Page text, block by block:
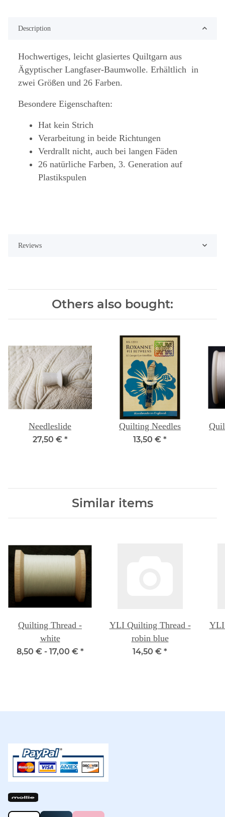
Loading...
Description
Hochwertiges, leicht glasiertes Quiltgarn aus
Ägyptischer Langfaser-Baumwolle. Erhältlich in
zwei Größen und 26 Farben.
Besondere Eigenschaften:
Hat kein Strich
Verarbeitung in beide Richtungen
Verdrallt nicht, auch bei langen Fäden
26 natürliche Farben, 3. Generation auf
Plastikspulen
Reviews
Others also bought:
Needleslide
27,50 € *
Quilting Needles
13,50 € *
Similar items
Quilting Thread -
white
8,50 € - 17,00 € *
YLI Quilting Thread -
robin blue
14,50 € *
YLI